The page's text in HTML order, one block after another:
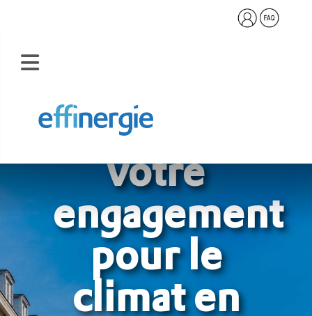
Renforcez
votre
engagement
pour le
climat en